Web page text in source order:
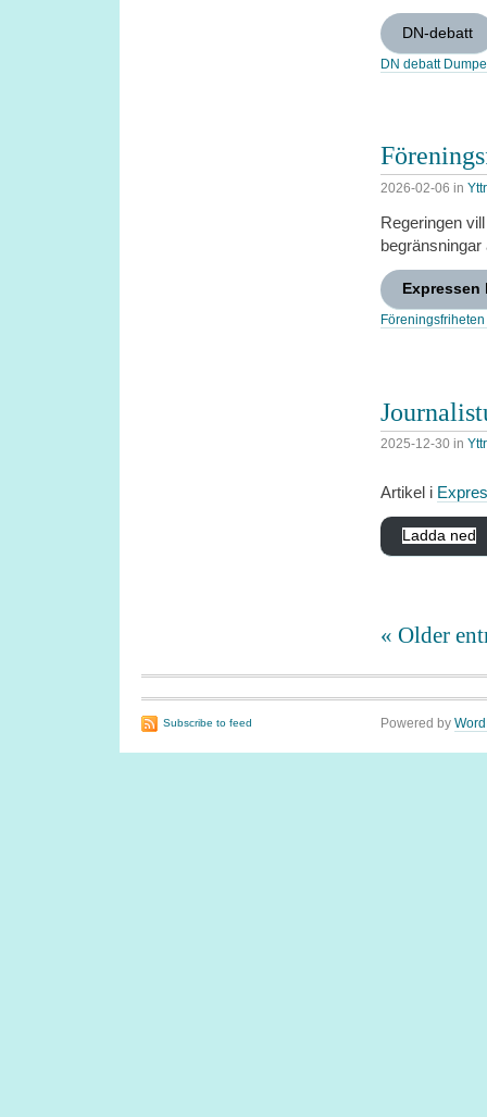
DN-debatt
DN debatt
2026-02-06 in
Regeringen
Expressen
2025-12-30 in
Artikel i
Ladda ned
« Older
Subscribe to feed Powered by